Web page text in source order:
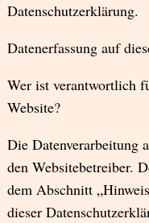
Datenschutzerklärung.
Datenerfassung auf
Wer ist verantwortlich
Website?
Die Datenverarbeitung
den Websitebetreiber.
dem Abschnitt
dieser